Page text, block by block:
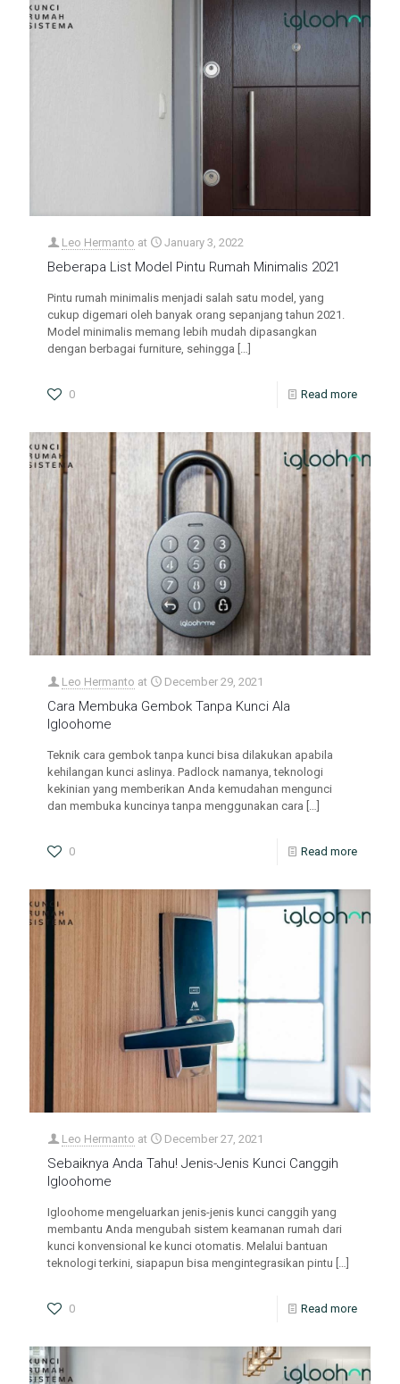
Leo Hermanto at January 3, 2022
Beberapa List Model Pintu Rumah Minimalis 2021
Pintu rumah minimalis menjadi salah satu model, yang
cukup digemari oleh banyak orang sepanjang tahun 2021.
Model minimalis memang lebih mudah dipasangkan
dengan berbagai furniture, sehingga
0 Read more
Leo Hermanto at December 29, 2021
Cara Membuka Gembok Tanpa Kunci Ala
Igloohome
Teknik cara gembok tanpa kunci bisa dilakukan apabila
kehilangan kunci aslinya. Padlock namanya, teknologi
kekinian yang memberikan Anda kemudahan mengunci
dan membuka kuncinya tanpa menggunakan cara […]
0 Read more
Leo Hermanto at December 27, 2021
Sebaiknya Anda Tahu! Jenis-Jenis Kunci Canggih
Igloohome
Igloohome mengeluarkan jenis-jenis kunci canggih yang
membantu Anda mengubah sistem keamanan rumah dari
kunci konvensional ke kunci otomatis. Melalui bantuan
teknologi terkini, siapapun bisa mengintegrasikan pintu […]
0 Read more